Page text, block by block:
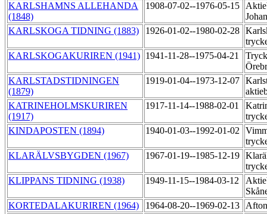
KARLSHAMNS ALLEHANDA
(1848)
1908-07-02--1976-05-15
KARLSKOGA TIDNING (1883)
1926-01-02--1980-02-28
KARLSKOGAKURIREN (1941) 1941-11-28--1975-04-21
KARLSTADSTIDNINGEN
(1879)
1919-01-04--1973-12-07
KATRINEHOLMSKURIREN
(1917)
1917-11-14--1988-02-01
KINDAPOSTEN (1894)
1940-01-03--1992-01-02
KLARÄLVSBYGDEN (1967)
1967-01-19--1985-12-19
KLIPPANS TIDNING (1938)
1949-11-15--1984-03-12
KORTEDALAKURIREN (1964)
1964-08-20--1969-02-13